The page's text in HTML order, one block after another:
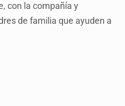
con la compañía y
de familia que ayuden a